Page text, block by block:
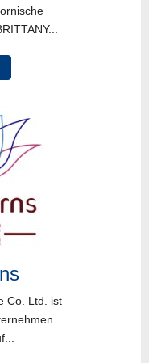
Co. Ltd. ist